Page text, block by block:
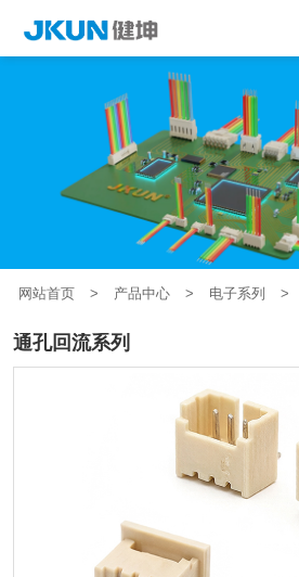
网站首页 > 产品中心 > 电子系列 >
通孔回流系列